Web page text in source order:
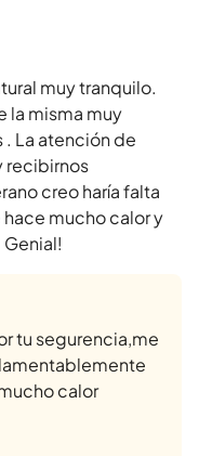
muy tranquilo.
la misma muy
. La atención de
recibirnos
creo haría falta
mucho calor y
Genial!
tu segurencia,me
calor